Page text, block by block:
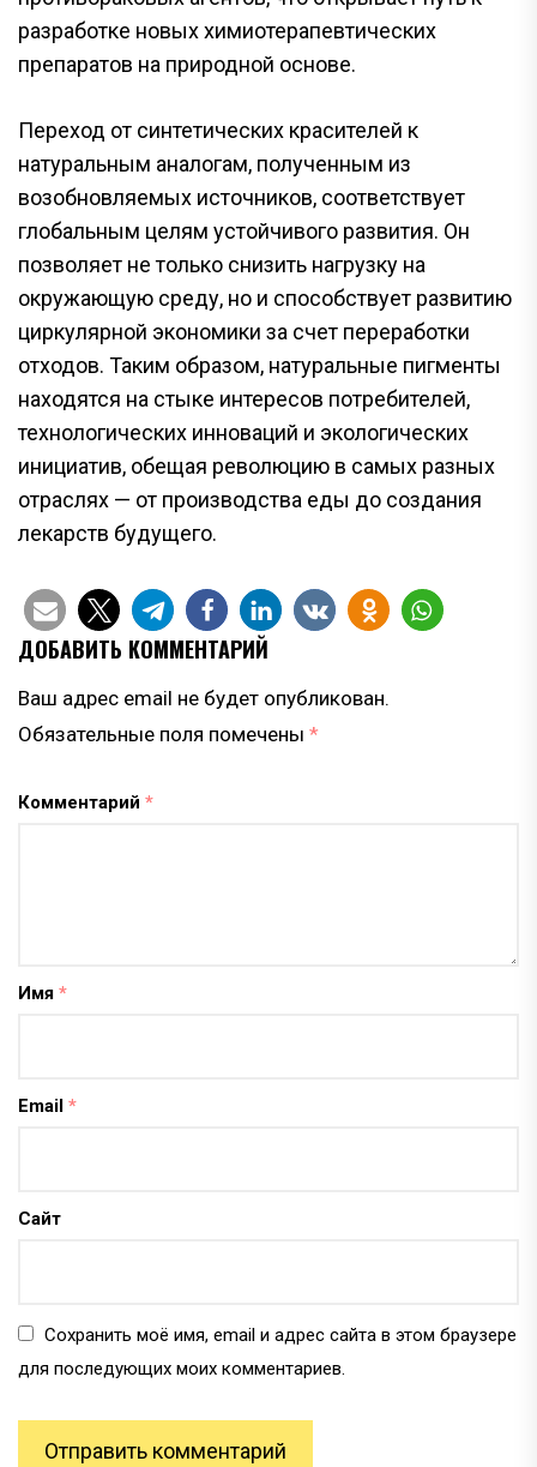
разработке новых химиотерапевтических
препаратов на природной основе.
Переход от синтетических красителей к
натуральным аналогам, полученным из
возобновляемых источников, соответствует
глобальным целям устойчивого развития. Он
позволяет не только снизить нагрузку на
окружающую среду, но и способствует развитию
циркулярной экономики за счет переработки
отходов. Таким образом, натуральные пигменты
находятся на стыке интересов потребителей,
технологических инноваций и экологических
инициатив, обещая революцию в самых разных
отраслях — от производства еды до создания
лекарств будущего.
ДОБАВИТЬ КОММЕНТАРИЙ
Ваш адрес email не будет опубликован.
Обязательные поля помечены *
Комментарий *
Имя *
Email *
Сайт
Сохранить моё имя, email и адрес сайта в этом браузере
для последующих моих комментариев.